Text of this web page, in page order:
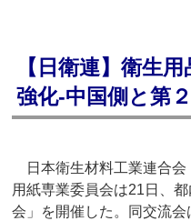
【日衛連】衛生
強化‐中国側と第
日本衛生材料工業連合会
用紙専業委員会は21日、
会」を開催した。同交流